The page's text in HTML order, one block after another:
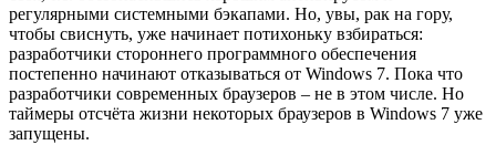
регулярными системными бэкапами. Но, увы, рак на гору,
чтобы свиснуть, уже начинает потихоньку взбираться:
разработчики стороннего программного обеспечения
постепенно начинают отказываться от Windows 7. Пока что
разработчики современных браузеров – не в этом числе. Но
таймеры отсчёта жизни некоторых браузеров в Windows 7 уже
запущены.